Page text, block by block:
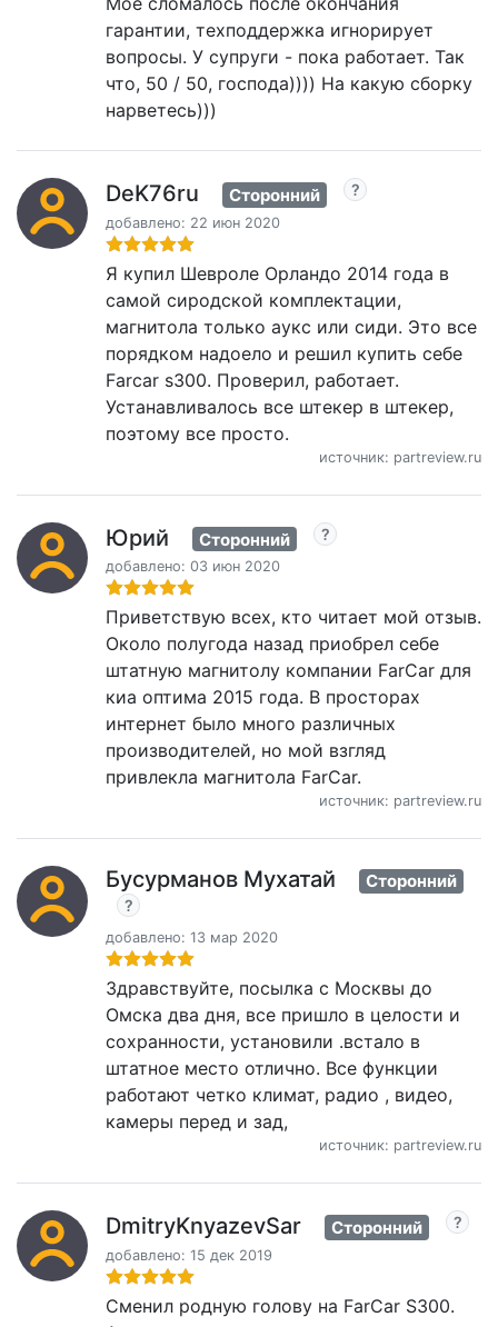
гарантии, техподдержка игнорирует
вопросы. У супруги - пока работает. Так
что, 50 / 50, господа)))) На какую сборку
нарветесь)))
DeK76ru Сторонний
добавлено: 22 июн 2020
Я купил Шевроле Орландо 2014 года в
самой сиродской комплектации,
магнитола только аукс или сиди. Это все
порядком надоело и решил купить себе
Farcar s300. Проверил, работает.
Устанавливалось все штекер в штекер,
поэтому все просто.
источник: partreview.ru
Юрий Сторонний
добавлено: 03 июн 2020
Приветствую всех, кто читает мой отзыв.
Около полугода назад приобрел себе
штатную магнитолу компании FarCar для
киа оптима 2015 года. В просторах
интернет было много различных
производителей, но мой взгляд
привлекла магнитола FarCar.
источник: partreview.ru
Бусурманов Мухатай Сторонний
добавлено: 13 мар 2020
Здравствуйте, посылка с Москвы до
Омска два дня, все пришло в целости и
сохранности, установили .встало в
штатное место отлично. Все функции
работают четко климат, радио , видео,
камеры перед и зад,
источник: partreview.ru
DmitryKnyazevSar Сторонний
добавлено: 15 дек 2019
Сменил родную голову на FarCar S300.